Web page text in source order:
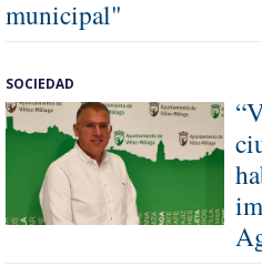
municipal"
SOCIEDAD